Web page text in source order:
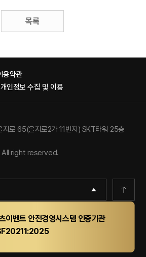
목록
용약관
개인정보 수집 및 이용
지로 65(을지로2가 11번지) SKT타워 25층
right reserved.
이벤트 안전경영시스템 인증기관